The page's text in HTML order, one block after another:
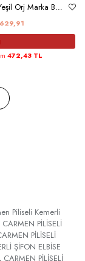
Zümrüt Koyu Yeşil Orj Marka Balıkcı Yaka Elbise
472,43 TL
Piliseli Kemerli
CARMEN PİLİSELİ
PİLİSELİ
ŞİFON ELBİSE
, CARMEN PİLİSELİ